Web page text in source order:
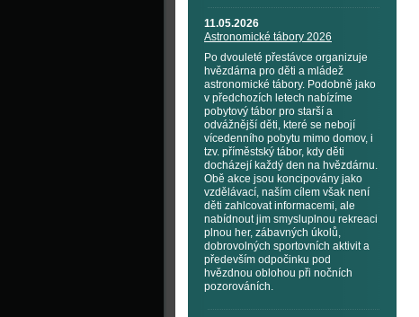
11.05.2026
Astronomické tábory 2026
Po dvouleté přestávce organizuje
hvězdárna pro děti a mládež
astronomické tábory. Podobně jako
v předchozích letech nabízíme
pobytový tábor pro starší a
odvážnější děti, které se nebojí
vícedenního pobytu mimo domov, i
tzv. příměstský tábor, kdy děti
docházejí každý den na hvězdárnu.
Obě akce jsou koncipovány jako
vzdělávací, naším cílem však není
děti zahlcovat informacemi, ale
nabídnout jim smysluplnou rekreaci
plnou her, zábavných úkolů,
dobrovolných sportovních aktivit a
především odpočinku pod
hvězdnou oblohou při nočních
pozorováních.